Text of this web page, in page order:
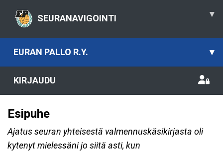
SEURANAVIGOINTI ▾
EURAN PALLO R.Y. ▾
KIRJAUDU
Esipuhe
Ajatus seuran yhteisestä valmennuskäsikirjasta oli
kytenyt mielessäni jo siitä asti, kun